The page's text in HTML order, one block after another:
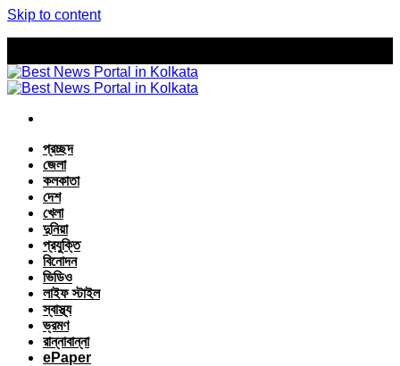
Skip to content
প্রচ্ছদ
জেলা
কলকাতা
দেশ
খেলা
দুনিয়া
প্রযুক্তি
বিনোদন
ভিডিও
লাইফ স্টাইল
স্বাস্থ্য
ভ্রমণ
রান্নাবান্না
ePaper